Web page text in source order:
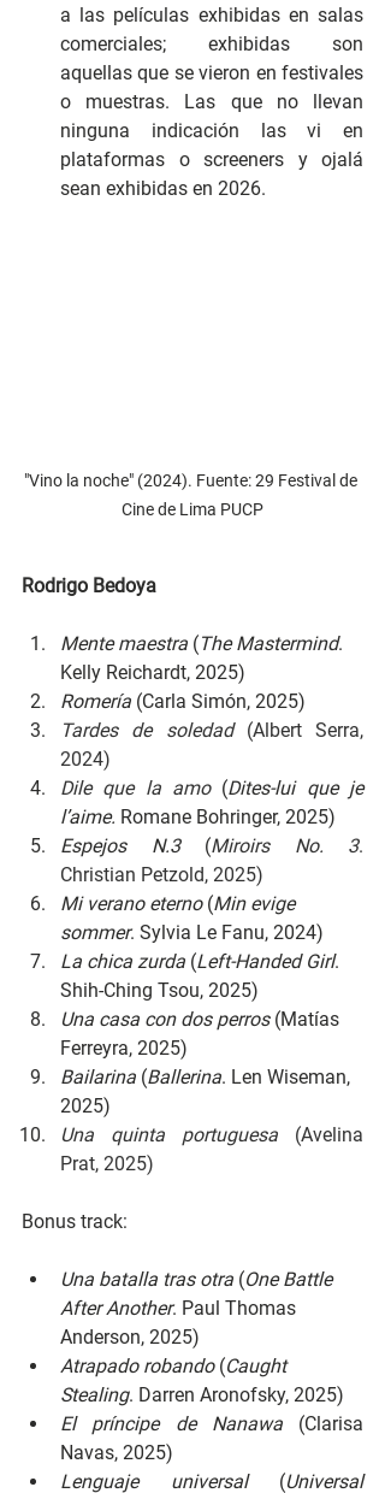
a las películas exhibidas en salas
comerciales; exhibidas son
aquellas que se vieron en festivales
o muestras. Las que no llevan
ninguna indicación las vi en
plataformas o screeners y ojalá
sean exhibidas en 2026.
"Vino la noche" (2024). Fuente: 29 Festival de
Cine de Lima PUCP
Rodrigo Bedoya
Mente maestra (The Mastermind.
Kelly Reichardt, 2025)
Romería (Carla Simón, 2025)
Tardes de soledad (Albert Serra,
2024)
Dile que la amo (Dites-lui que je
l’aime. Romane Bohringer, 2025)
Espejos N.3 (Miroirs No. 3.
Christian Petzold, 2025)
Mi verano eterno (Min evige
sommer. Sylvia Le Fanu, 2024)
La chica zurda (Left-Handed Girl.
Shih-Ching Tsou, 2025)
Una casa con dos perros (Matías
Ferreyra, 2025)
Bailarina (Ballerina. Len Wiseman,
2025)
Una quinta portuguesa (Avelina
Prat, 2025)
Bonus track:
Una batalla tras otra (One Battle
After Another. Paul Thomas
Anderson, 2025)
Atrapado robando (Caught
Stealing. Darren Aronofsky, 2025)
El príncipe de Nanawa (Clarisa
Navas, 2025)
Lenguaje universal (Universal